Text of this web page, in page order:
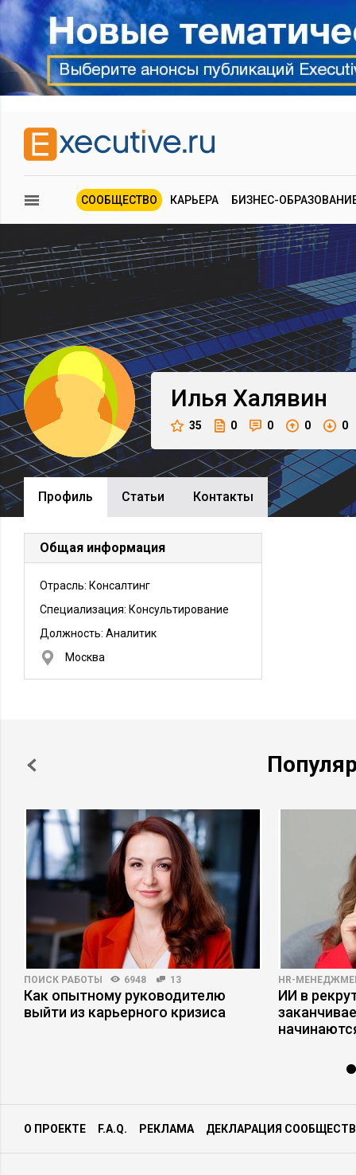
СООБЩЕСТВО КАРЬЕРА БИЗНЕС-
Илья Халявин
35 0 0 0 0
Профиль Cтатьи Контакты
Общая информация
Отрасль: Консалтинг
Специализация: Консультирование
Должность: Аналитик
Москва
ПОИСК РАБОТЫ 6948 13
Как опытному руководителю
выйти из карьерного кризиса
HR-
ИИ в
О ПРОЕКТЕ F.A.Q. РЕКЛАМА ДЕКЛАРАЦИЯ